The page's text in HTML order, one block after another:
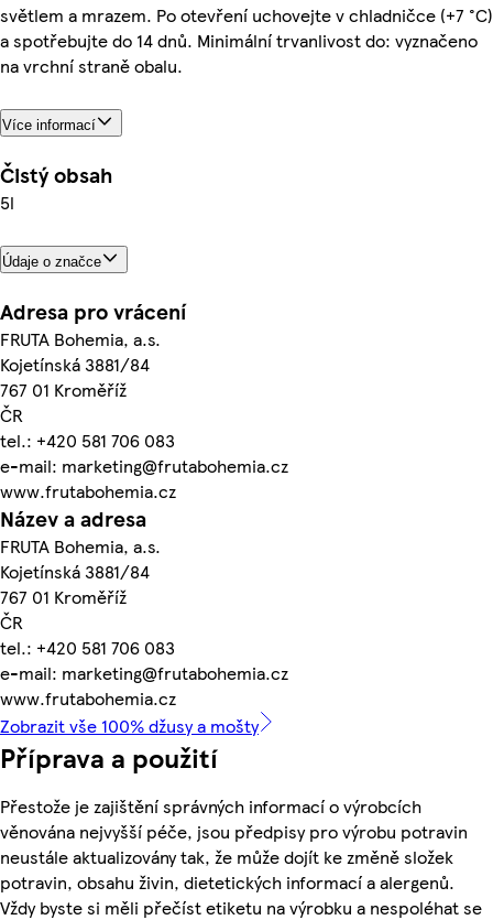
světlem a mrazem. Po otevření uchovejte v chladničce (+7 °C)
a spotřebujte do 14 dnů. Minimální trvanlivost do: vyznačeno
na vrchní straně obalu.
Více informací
Čistý obsah
5l
Údaje o značce
Adresa pro vrácení
FRUTA Bohemia, a.s.
Kojetínská 3881/84
767 01 Kroměříž
ČR
tel.: +420 581 706 083
e-mail: marketing@frutabohemia.cz
www.frutabohemia.cz
Název a adresa
FRUTA Bohemia, a.s.
Kojetínská 3881/84
767 01 Kroměříž
ČR
tel.: +420 581 706 083
e-mail: marketing@frutabohemia.cz
www.frutabohemia.cz
Zobrazit vše 100% džusy a mošty
Příprava a použití
Přestože je zajištění správných informací o výrobcích
věnována nejvyšší péče, jsou předpisy pro výrobu potravin
neustále aktualizovány tak, že může dojít ke změně složek
potravin, obsahu živin, dietetických informací a alergenů.
Vždy byste si měli přečíst etiketu na výrobku a nespoléhat se